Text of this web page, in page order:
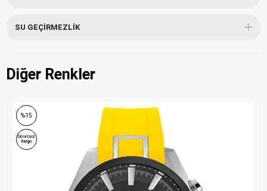
SU GEÇIRMEZLIK
Diğer Renkler
%15
Ücretsiz
Kargo